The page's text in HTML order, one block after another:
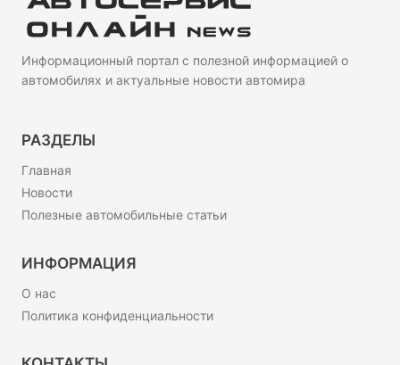
Информационный портал с полезной информацией о
автомобилях и актуальные новости автомира
РАЗДЕЛЫ
Главная
Новости
Полезные автомобильные статьи
ИНФОРМАЦИЯ
О нас
Политика конфиденциальности